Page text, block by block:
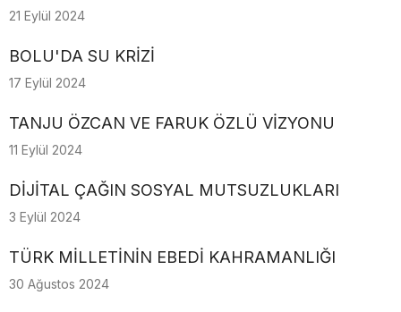
21 Eylül 2024
BOLU'DA SU KRİZİ
17 Eylül 2024
TANJU ÖZCAN VE FARUK ÖZLÜ VİZYONU
11 Eylül 2024
DİJİTAL ÇAĞIN SOSYAL MUTSUZLUKLARI
3 Eylül 2024
TÜRK MİLLETİNİN EBEDİ KAHRAMANLIĞI
30 Ağustos 2024